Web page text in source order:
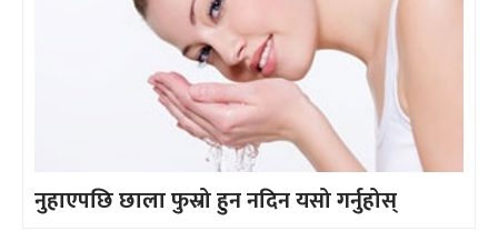
नुहाएपछि छाला फुस्रो हुन नदिन यसो गर्नुहोस्